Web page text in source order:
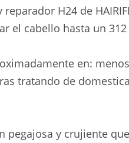
H24 de
el cabello hasta un
en:
tratando de
pegajosa y crujiente